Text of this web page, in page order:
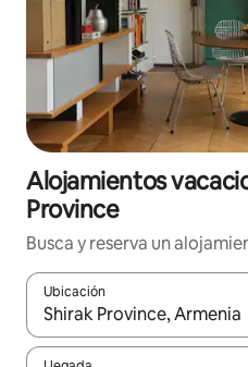
Alojamientos
Province
Busca y reserva un
Ubicación
Cuando los resultados